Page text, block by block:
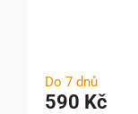
Do 7 dnů
590 Kč